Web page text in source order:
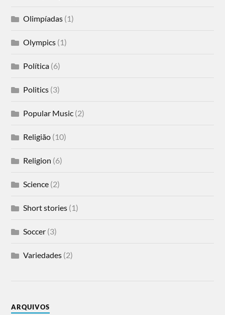
Olimpíadas (1)
Olympics (1)
Política (6)
Politics (3)
Popular Music (2)
Religião (10)
Religion (6)
Science (2)
Short stories (1)
Soccer (3)
Variedades (2)
ARQUIVOS